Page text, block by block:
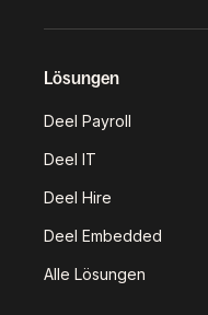
Lösungen
Deel Payroll
Deel IT
Deel Hire
Deel Embedded
Alle Lösungen